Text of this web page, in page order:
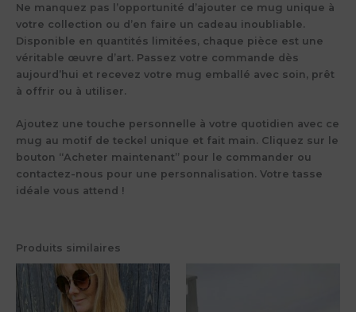
Ne manquez pas l’opportunité d’ajouter ce mug unique à
votre collection ou d’en faire un cadeau inoubliable.
Disponible en quantités limitées, chaque pièce est une
véritable œuvre d’art. Passez votre commande dès
aujourd’hui et recevez votre mug emballé avec soin, prêt
à offrir ou à utiliser.
Ajoutez une touche personnelle à votre quotidien avec ce
mug au motif de teckel unique et fait main. Cliquez sur le
bouton “Acheter maintenant” pour le commander ou
contactez-nous pour une personnalisation. Votre tasse
idéale vous attend !
Produits similaires